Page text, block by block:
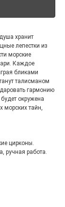
хранит
лепестки из
морские
Каждое
бликами
талисманом
гармонию
окружена
морских тайн,
цирконы.
ручная работа.